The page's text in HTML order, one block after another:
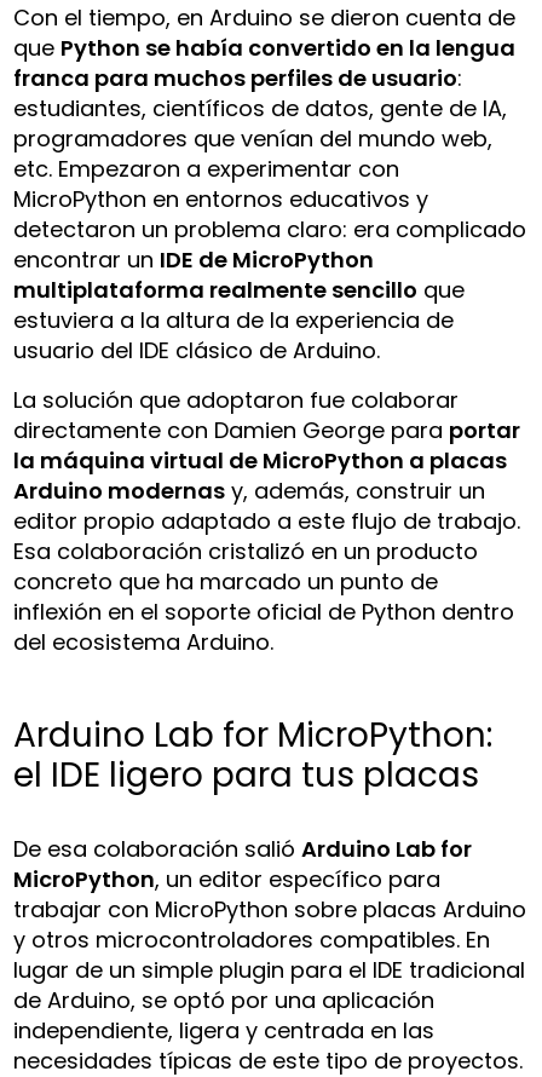
Con el tiempo, en Arduino se dieron cuenta de
que Python se había convertido en la lengua
franca para muchos perfiles de usuario:
estudiantes, científicos de datos, gente de IA,
programadores que venían del mundo web,
etc. Empezaron a experimentar con
MicroPython en entornos educativos y
detectaron un problema claro: era complicado
encontrar un IDE de MicroPython
multiplataforma realmente sencillo que
estuviera a la altura de la experiencia de
usuario del IDE clásico de Arduino.
La solución que adoptaron fue colaborar
directamente con Damien George para portar
la máquina virtual de MicroPython a placas
Arduino modernas y, además, construir un
editor propio adaptado a este flujo de trabajo.
Esa colaboración cristalizó en un producto
concreto que ha marcado un punto de
inflexión en el soporte oficial de Python dentro
del ecosistema Arduino.
Arduino Lab for MicroPython:
el IDE ligero para tus placas
De esa colaboración salióArduino Lab for
MicroPython, un editor específico para
trabajar con MicroPython sobre placas Arduino
y otros microcontroladores compatibles. En
lugar de un simple plugin para el IDE tradicional
de Arduino, se optó por una aplicación
independiente, ligera y centrada en las
necesidades típicas de este tipo de proyectos.